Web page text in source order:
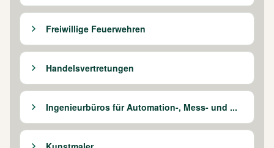
Freiwillige Feuerwehren
Handelsvertretungen
Ingenieurbüros für Automation-, Mess- und ...